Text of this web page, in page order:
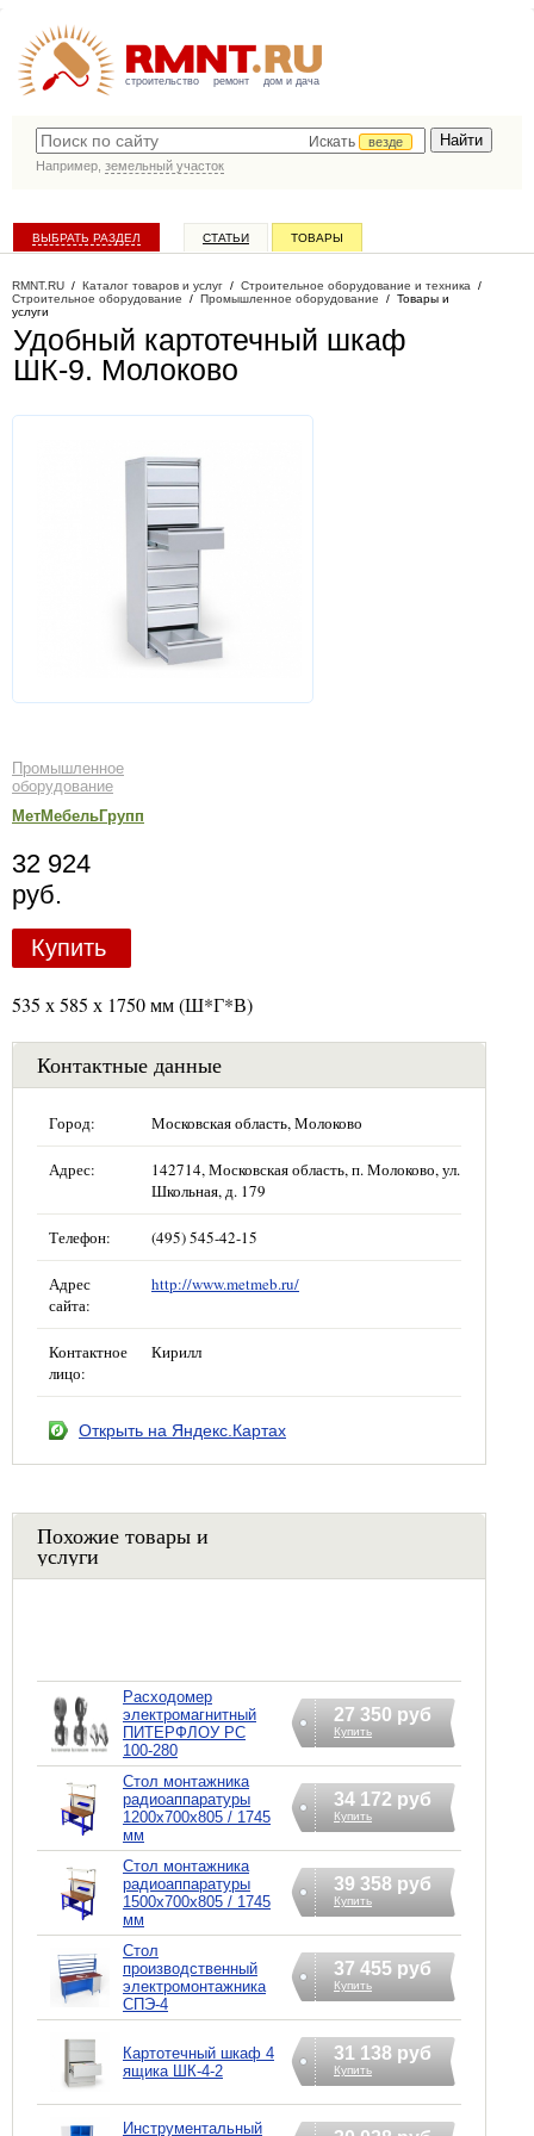
строительство ремонт дом и дача
Искать
везде
Например, земельный участок
ВЫБРАТЬ РАЗДЕЛ СТАТЬИ ТОВАРЫ
RMNT.RU / Каталог товаров и услуг / Строительное оборудование и техника /
Строительное оборудование / Промышленное оборудование / Товары и
услуги
Удобный картотечный шкаф
ШК-9. Молоково
Промышленное
оборудование
МетМебельГрупп
32 924
руб.
Купить
535 х 585 х 1750 мм (Ш*Г*В)
Контактные данные
Город: Московская область, Молоково
Адрес:
142714, Московская область, п. Молоково, ул.
Школьная, д. 179
Телефон: (495) 545-42-15
Адрес
сайта:
http://www.metmeb.ru/
Контактное
лицо:
Кирилл
Открыть на Яндекс.Картах
Похожие товары и
услуги
Расходомер
электромагнитный
ПИТЕРФЛОУ РС
100-280
27 350 руб
Купить
Стол монтажника
радиоаппаратуры
1200х700х805 / 1745
мм
34 172 руб
Купить
Стол монтажника
радиоаппаратуры
1500х700х805 / 1745
мм
39 358 руб
Купить
Стол
производственный
электромонтажника
СПЭ-4
37 455 руб
Купить
Картотечный шкаф 4
ящика ШК-4-2
31 138 руб
Купить
Инструментальный